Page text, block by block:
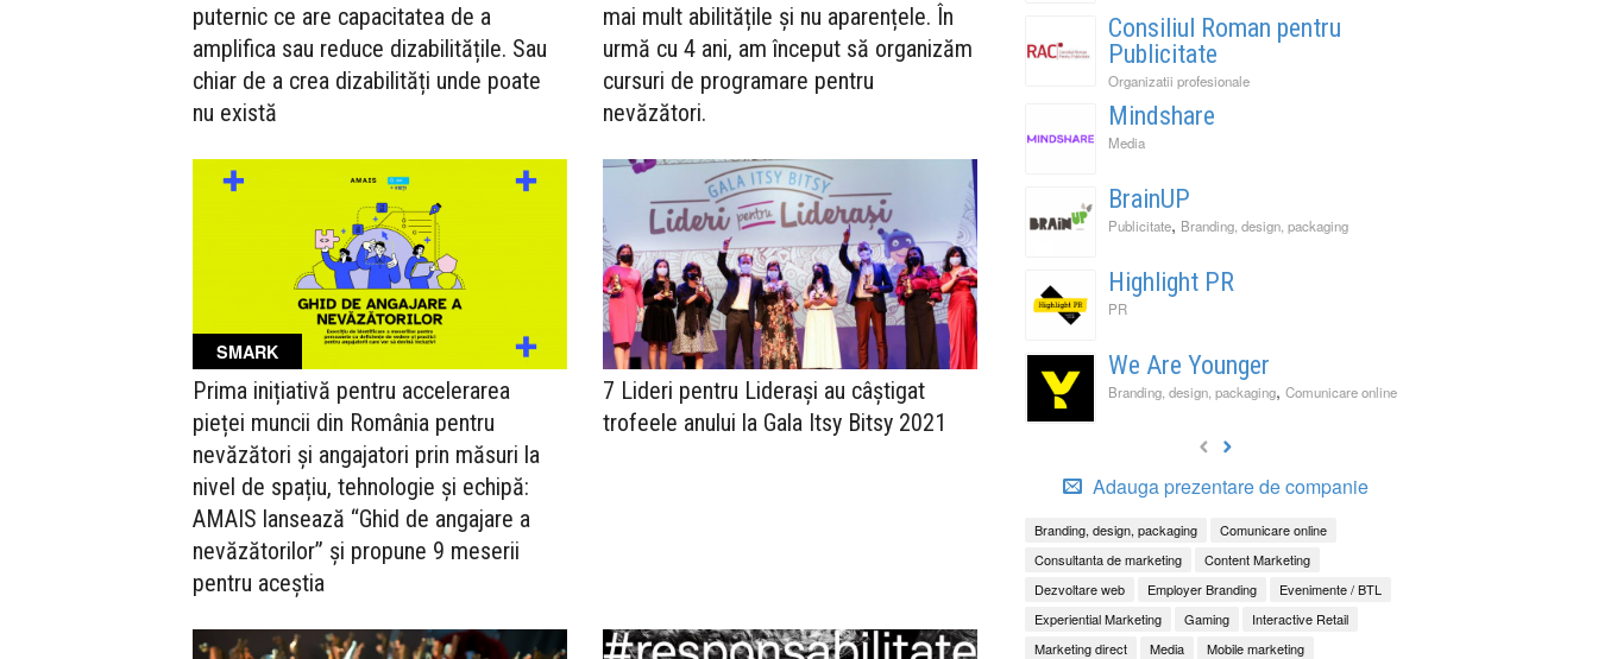
puternic ce are capacitatea de a
amplifica sau reduce dizabilitățile. Sau
chiar de a crea dizabilități unde poate
nu există
mai mult abilitățile și nu aparențele. În
urmă cu 4 ani, am început să organizăm
cursuri de programare pentru
nevăzători.
SMARK
Prima inițiativă pentru accelerarea
pieței muncii din România pentru
nevăzători și angajatori prin măsuri la
nivel de spațiu, tehnologie și echipă:
AMAIS lansează “Ghid de angajare a
nevăzătorilor” și propune 9 meserii
pentru aceștia
7 Lideri pentru Liderași au câștigat
trofeele anului la Gala Itsy Bitsy 2021
Consiliul Roman pentru
Publicitate
Organizatii profesionale
Mindshare
Media
BrainUP
Publicitate, Branding, design, packaging
Highlight PR
PR
We Are Younger
Branding, design, packaging, Comunicare online
Adauga prezentare de companie
Branding, design, packaging
Comunicare online
Consultanta de marketing
Content Marketing
Dezvoltare web
Employer Branding
Evenimente / BTL
Experiential Marketing
Gaming
Interactive Retail
Marketing direct
Media
Mobile marketing